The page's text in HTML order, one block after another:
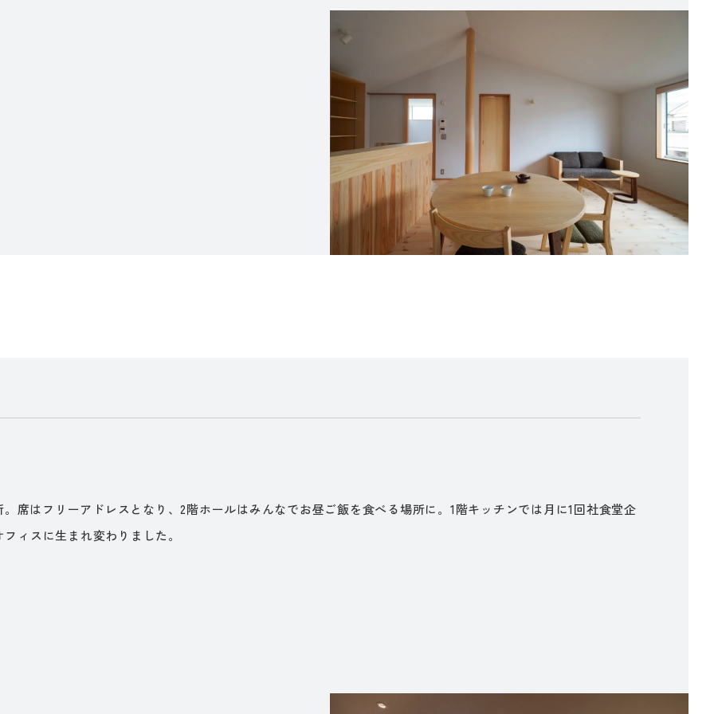
席はフリーアドレスとなり、2階ホールはみんなでお昼ご飯を食べる場所に。1階キッチンでは月に1回社食堂企
ィスに生まれ変わりました。